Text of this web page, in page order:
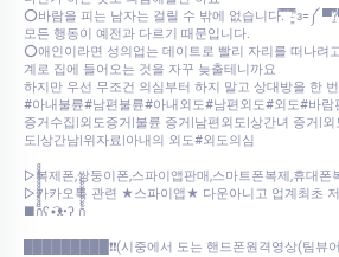
⭕바람을 피는 남자는 걸릴 수 밖에 없습니다.̿̿ ̿̿ ̿’̿’̵͇̿̿з=༼
모든 행동이 예전과 다르기 때문입니다.
⭕애인이라면 성의업는 데이트로 빨리 자리를 떠나려
계로 집에 들어오는 것을 자꾸 늦출테니까요
하지만 우선 무조건 의심부터 하지 말고 상대방을 한
#아내불륜#남편불륜#아내외도#남편외도#외도#바
증거수집|외도증거|불륜 증거|남편외도|상간녀 증거|
도|상간남|위자료|아내의 외도#외도의심
▷복제폰,쌍둥이폰,스파이앱판매,스마트폰복제,휴대폰
▷카카오톡 관련 ★스파이앱★ 다운아니고 업계최초
■ก็็็็็็็็็็็็็ʕ•͡ᴥ•ʔ ก้้้้้้้้้้้
█████████❗❗(시중에서 도는 핸드폰원격영상(팀뷰어